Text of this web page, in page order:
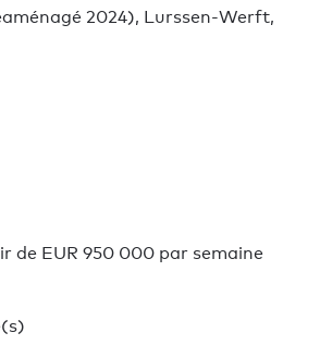
2024), Lurssen-Werft,
de EUR 950 000 par semaine